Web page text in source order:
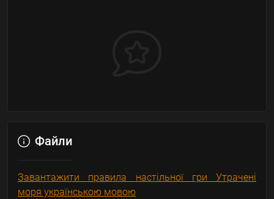
Файли
Завантажити правила настільної гри Утрачені
моря українською мовою